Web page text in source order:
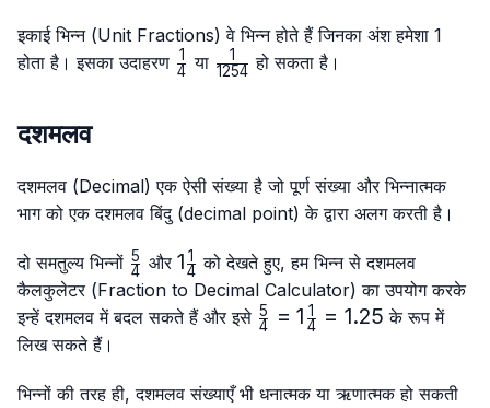
इकाई भिन्न (Unit Fractions) वे भिन्न होते हैं जिनका अंश हमेशा 1
होता है। इसका उदाहरण \frac{1}
4
1 या \frac{1}
1254
1 हो सकता है।
दशमलव
दशमलव (Decimal) एक ऐसी संख्या है जो पूर्ण संख्या और भिन्नात्मक
भाग को एक दशमलव बिंदु (decimal point) के द्वारा अलग करती है।
दो समतुल्य भिन्नों \frac{5}
{4}
4
5 और 1\frac{1}
{4}
14
1
को देखते हुए, हम भिन्न से दशमलव
कैलकुलेटर (Fraction to Decimal Calculator) का उपयोग करके
इन्हें दशमलव में बदल सकते हैं और इसे \frac{5}
4
5 = 1 4
1 = 1.25 के रूप में
लिख सकते हैं।
भिन्नों की तरह ही, दशमलव संख्याएँ भी धनात्मक या ऋणात्मक हो सकती